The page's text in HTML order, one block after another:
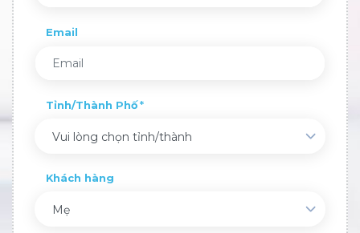
Email
Tỉnh/Thành Phố
Vui lòng chọn tỉnh/thành
Khách hàng
Mẹ